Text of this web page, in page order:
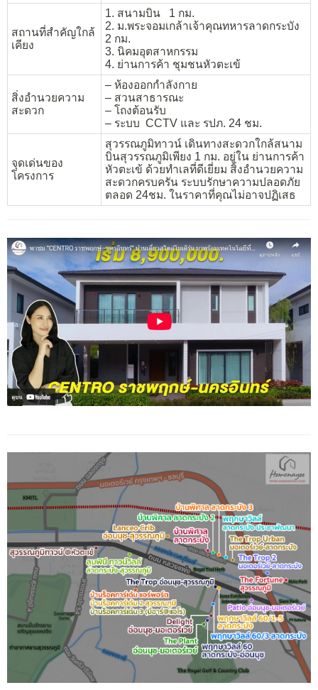
สถานที่สำคัญใกล้
เคียง
1. สนามบิน 1 กม.
2. ม.พระจอมเกล้าเจ้าคุณทหารลาดกระบัง
2 กม.
3. นิคมอุตสาหกรรม
4. ย่านการค้า ชุมชนหัวตะเข้
สิ่งอำนวยความ
สะดวก
– ห้องออกกำลังกาย
– สวนสาธารณะ
– โถงต้อนรับ
– ระบบ CCTV และ รปภ. 24 ชม.
จุดเด่นของ
โครงการ
สุวรรณภูมิทาวน์ เดินทางสะดวกใกล้สนาม
บินสุวรรณภูมิเพียง 1 กม. อยู่ใน ย่านการค้า
หัวตะเข้ ด้วยทำเลที่ดีเยี่ยม สิ่งอำนวยความ
สะดวกครบครัน ระบบรักษาความปลอดภัย
ตลอด 24ชม. ในราคาที่คุณไม่อาจปฏิเสธ